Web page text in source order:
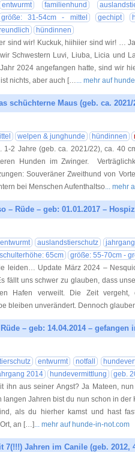
entwurmt familienhund
größe: 31-54cm - mittel gechipt
hündinnen
sind wir! Kuckuk, hiihiier sind wir! …
Schwestern Luvi, Liuba, Licia und
2024 angefangen hatte, sind wir
nichts, aber auch […... mehr auf
schüchterne Maus (geb. ca. 2021/
welpen & junghunde hündinnen
1-2 Jahre (geb. ca. 2021/22), ca. 40
Hunden im Zwinger.
Souveräner Zweithund von
bei Menschen Aufenthaltso... mehr
– Rüde – geb: 01.01.2017 –
entwurmt auslandstierschutz
schulterhöhe: 65cm
größe: 55-70cm -
leiden… Update März 2024 –
fällt uns schwer zu glauben, dass
Hafen verweilt. Die Zeit
bleiben unverändert. Dennoch
– geb: 14.04.2014 – gefangen
entwurmt notfall
2014 hundevermittlung
geb.
ihn aus seiner Angst? Ja Mateen,
langen Jahren bist du nun schon in
als du hierher kamst und hast
an […]... mehr auf hunde-in-not.com
7(!!!) Jahren im Canile (geb. 2012,